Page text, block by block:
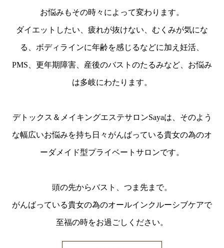
お悩みもその時々によって変わります。
ダイエットしたい、疲れが抜けない、むくみが気にな
る、ボディラインに年齢を感じるなどに加え妊活、
PMS、更年期障害、産後のバストのたるみなど、お悩み
は多岐にわたります。
デトックス＆メイキングエステサロンSayaは、そのよう
な幅広いお悩みを持ち日々がんばっている貴女の為のオ
ーダメイド型プライベートサロンです。
頭の先からバスト、つま先まで。
がんばっている貴女の為のオールインクルーシブケアで
至福の時をお過ごしください。